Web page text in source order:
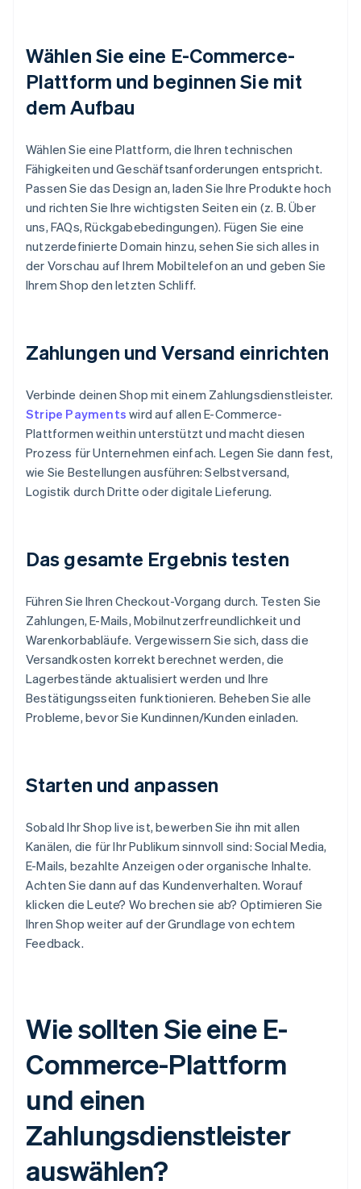
Wählen Sie eine E-Commerce-
Plattform und beginnen Sie mit
dem Aufbau
Wählen Sie eine Plattform, die Ihren technischen
Fähigkeiten und Geschäftsanforderungen entspricht.
Passen Sie das Design an, laden Sie Ihre Produkte hoch
und richten Sie Ihre wichtigsten Seiten ein (z. B. Über
uns, FAQs, Rückgabebedingungen). Fügen Sie eine
nutzerdefinierte Domain hinzu, sehen Sie sich alles in
der Vorschau auf Ihrem Mobiltelefon an und geben Sie
Ihrem Shop den letzten Schliff.
Zahlungen und Versand einrichten
Verbinde deinen Shop mit einem Zahlungsdienstleister.
Stripe Payments wird auf allen E-Commerce-
Plattformen weithin unterstützt und macht diesen
Prozess für Unternehmen einfach. Legen Sie dann fest,
wie Sie Bestellungen ausführen: Selbstversand,
Logistik durch Dritte oder digitale Lieferung.
Das gesamte Ergebnis testen
Führen Sie Ihren Checkout-Vorgang durch. Testen Sie
Zahlungen, E-Mails, Mobilnutzerfreundlichkeit und
Warenkorbabläufe. Vergewissern Sie sich, dass die
Versandkosten korrekt berechnet werden, die
Lagerbestände aktualisiert werden und Ihre
Bestätigungsseiten funktionieren. Beheben Sie alle
Probleme, bevor Sie Kundinnen/Kunden einladen.
Starten und anpassen
Sobald Ihr Shop live ist, bewerben Sie ihn mit allen
Kanälen, die für Ihr Publikum sinnvoll sind: Social Media,
E-Mails, bezahlte Anzeigen oder organische Inhalte.
Achten Sie dann auf das Kundenverhalten. Worauf
klicken die Leute? Wo brechen sie ab? Optimieren Sie
Ihren Shop weiter auf der Grundlage von echtem
Feedback.
Wie sollten Sie eine E-
Commerce-Plattform
und einen
Zahlungsdienstleister
auswählen?